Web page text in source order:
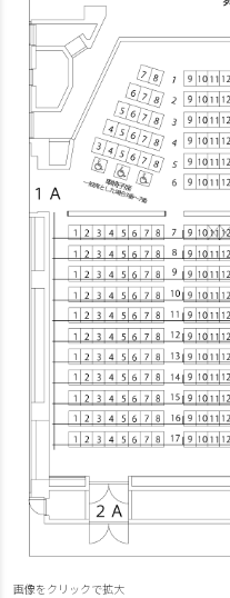
画像をクリックで拡大